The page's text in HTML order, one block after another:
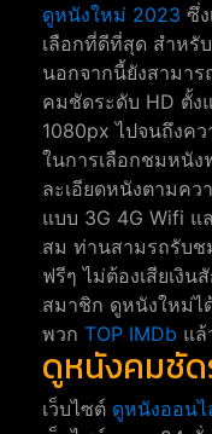
ดูหนังใหม่ 2023 ซึ่
เลือกที่ดีที่สุด สำหรั
นอกจากนี้ยังสามา
คมชัดระดับ HD ตั้ง
1080px ไปจนถึงค
ในการเลือกชมหนัง
ละเอียดหนังตามคว
แบบ 3G 4G Wifi แ
สม ท่านสามรถรับช
ฟรีๆ ไม่ต้องเสียเงิน
สมาชิก ดูหนังใหม่ไ
พวก TOP IMDb แล้
ดูหนังคมชัด
เว็บไซต์ ดูหนังออน